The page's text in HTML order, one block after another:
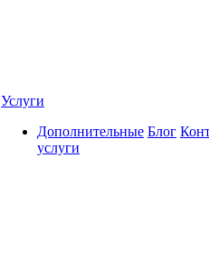
Услуги
Дополнительные
услуги
Блог